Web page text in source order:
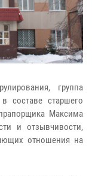
группа
составе старшего
Максима
и отзывчивости,
отношения на